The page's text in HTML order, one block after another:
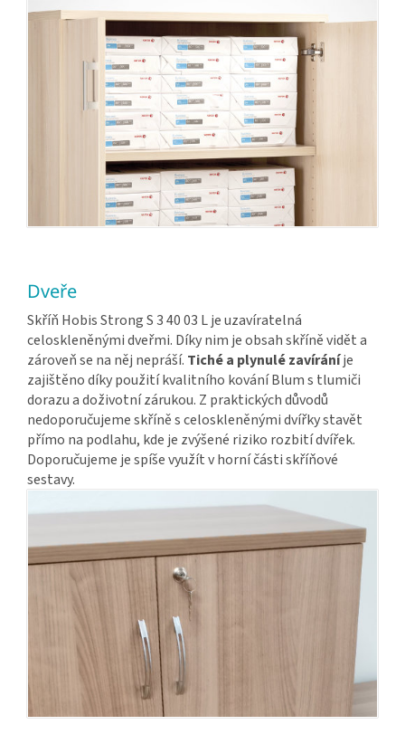
Dveře
Skříň Hobis Strong S 3 40 03 L je uzavíratelná
celoskleněnými dveřmi. Díky nim je obsah skříně vidět a
zároveň se na něj nepráší. Tiché a plynulé zavíráníje
zajištěno díky použití kvalitního kování Blum s tlumiči
dorazu a doživotní zárukou. Z praktických důvodů
nedoporučujeme skříně s celoskleněnými dvířky stavět
přímo na podlahu, kde je zvýšené riziko rozbití dvířek.
Doporučujeme je spíše využít v horní části skříňové
sestavy.